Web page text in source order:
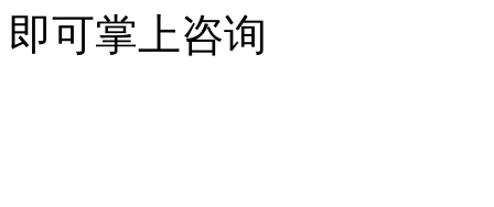
即可掌上咨询